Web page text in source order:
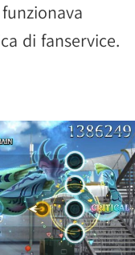
di fanservice.